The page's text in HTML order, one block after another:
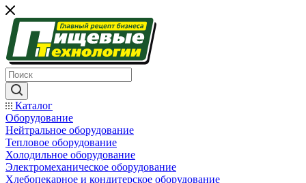
Каталог
Оборудование
Нейтральное оборудование
Тепловое оборудование
Холодильное оборудование
Электромеханическое оборудование
Хлебопекарное и кондитерское оборудование